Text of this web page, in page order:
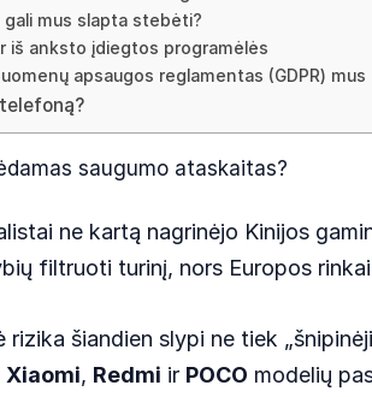
mus slapta stebėti?
ir iš anksto įdiegtos programėlės
apsaugos reglamentas (GDPR)
saugumo ataskaitas?
ne kartą nagrinėjo Kinijos
filtruoti turinį, nors Europos
rizika šiandien slypi ne tiek
Xiaomi, Redmi ir POCO modelių